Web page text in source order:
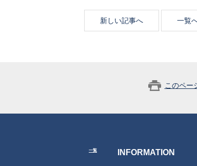
新しい記事へ 一覧
このペー
一覧 INFORMATION